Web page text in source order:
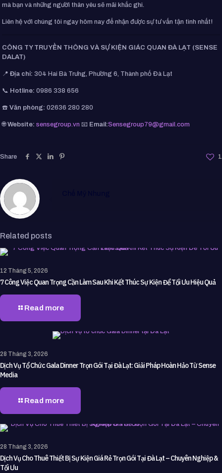
mà bạn và những người thân yêu sẽ mãi khắc ghi.
Liên hệ với chúng tôi ngay hôm nay để nhận được sự tư vấn tận tình nhất!
CÔNG TY TRUYỀN THÔNG VÀ SỰ KIỆN GIÁC QUAN ĐÀ LẠT (SENSE
DALAT)
📍Địa chỉ: 304 Hai Bà Trưng, Phường 6, Thành phố Đà Lạt
📞 Hotline: 0986 338 656
☎️Văn phòng: 02636 280 280
🌐Website: sensegroup.vn 📧 Email:Sensegroup79@gmail.com
Share 1
Related posts
12 Tháng 5, 2026
7 Công Việc Quan Trọng Cần Làm Sau Khi Kết Thúc Sự Kiện Để Tối Ưu Hiệu Quả
Read more
28 Tháng 3, 2026
Dịch Vụ Tổ Chức Gala Dinner Trọn Gói Tại Đà Lạt: Giải Pháp Hoàn Hảo Từ Sense
Media
Read more
28 Tháng 3, 2026
Dịch Vụ Cho Thuê Thiết Bị Sự Kiện Giá Rẻ Trọn Gói Tại Đà Lạt – Chuyên Nghiệp &
Tối Ưu